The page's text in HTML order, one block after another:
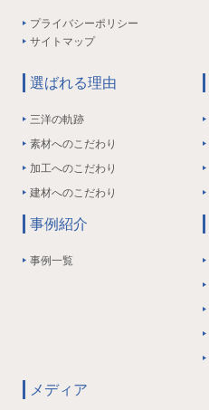
プライバシーポリシー
サイトマップ
選ばれる理由
三洋の軌跡
素材へのこだわり
加工へのこだわり
建材へのこだわり
事例紹介
事例一覧
メディア